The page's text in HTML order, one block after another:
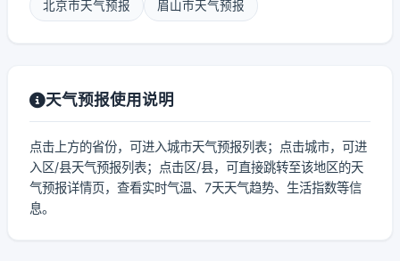
北京市天气预报 眉山市天气预报
天气预报使用说明
点击上方的省份，可进入城市天气预报列表；点击城市，可进
入区/县天气预报列表；点击区/县，可直接跳转至该地区的天
气预报详情页，查看实时气温、7天天气趋势、生活指数等信
息。